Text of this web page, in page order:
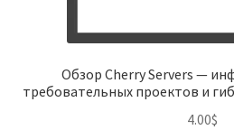
Обзор Cherry Servers —
требовательных проектов и
4.00$